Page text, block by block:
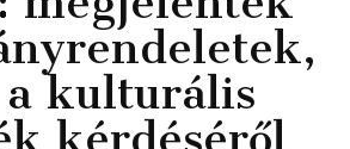
kulturális